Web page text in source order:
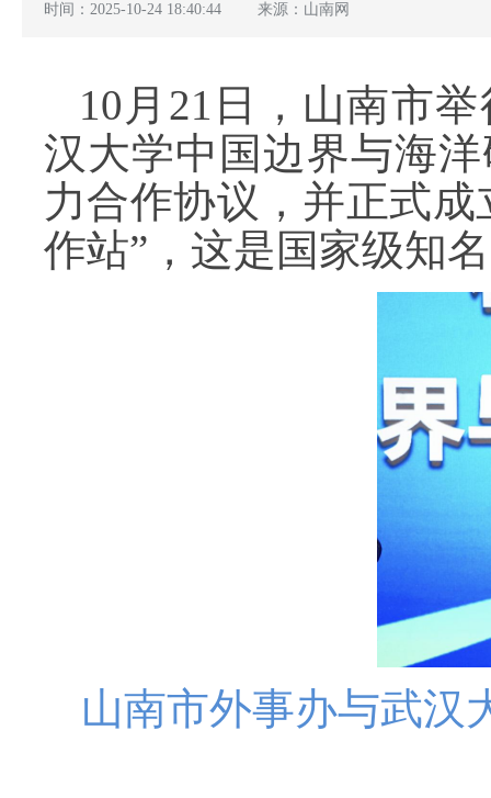
时间：2025-10-24 18:40:44 来源：山南网
10月21日，山南市
汉大学中国边界与海
力合作协议，并正式
作站”，这是国家级知
山南市外事办与武汉